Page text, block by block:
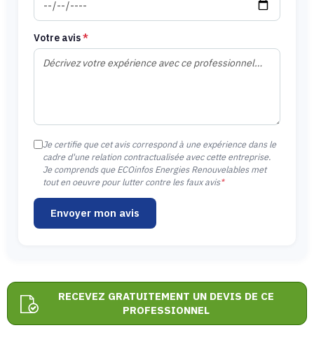
Votre avis*
Je certifie que cet avis correspond à une expérience dans le
cadre d'une relation contractualisée avec cette entreprise.
Je comprends que ECOinfos Energies Renouvelables met
tout en oeuvre pour lutter contre les faux avis*
Envoyer mon avis
RECEVEZ GRATUITEMENT UN DEVIS DE CE
PROFESSIONNEL